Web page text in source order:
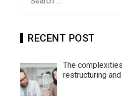
RECENT POST
The
restructuring